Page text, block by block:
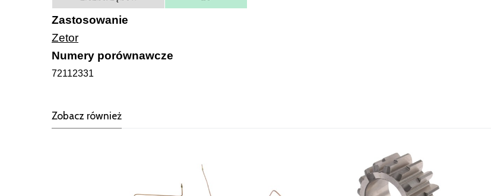
Zastosowanie
Zetor
Numery porównawcze
72112331
Zobacz również